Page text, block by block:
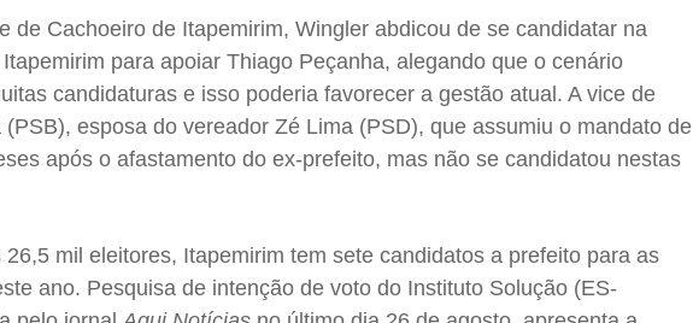
de Cachoeiro de Itapemirim, Wingler abdicou de se candidatar na
para apoiar Thiago Peçanha, alegando que o cenário
candidaturas e isso poderia favorecer a gestão atual. A vice de
esposa do vereador Zé Lima (PSD), que assumiu o mandato de
após o afastamento do ex-prefeito, mas não se candidatou nestas
mil eleitores, Itapemirim tem sete candidatos a prefeito para as
ano. Pesquisa de intenção de voto do Instituto Solução (ES-